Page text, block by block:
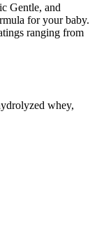
Gentle, and
for your baby.
ranging from
whey,